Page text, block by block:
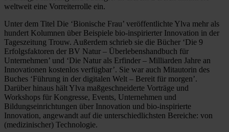
weltweit eine Vorreiterrolle ein.
Unter dem Titel Die ‘Bionische Frau’ veröffentlichte Ylva mehr als
hundert Kolumnen über Beispiele bio-inspirierter Innovation in der
Tageszeitung Trouw. Außerdem schrieb sie die Bücher ‘Die 9
Erfolgsfaktoren der BV Natur – Überlebenshandbuch für
Unternehmen’ und ‘Die Natur als Erfinder – Milliarden Jahre an
Innovationen kostenlos verfügbar’. Sie war auch Mitautorin des
Buches ‘Führung in der digitalen Welt – Bereit für morgen’.
Darüber hinaus hält Ylva maßgeschneiderte Vorträge und
Workshops für Kongresse, Events, Unternehmen und
Bildungseinrichtungen über Innovation und bio-inspirierte
Innovation, angewandt auf die unterschiedlichsten Bereiche: von
(medizinischer) Technologie.